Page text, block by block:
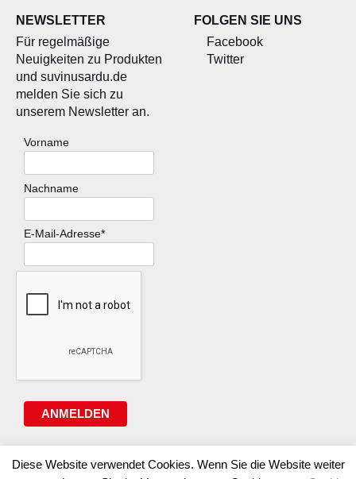
NEWSLETTER
Für regelmäßige
Neuigkeiten zu Produkten
und suvinusardu.de
melden Sie sich zu
unserem Newsletter an.
Vorname
Nachname
E-Mail-Adresse*
ANMELDEN
FOLGEN SIE UNS
Facebook
Twitter
Diese Website verwendet Cookies. Wenn Sie die Website weiter